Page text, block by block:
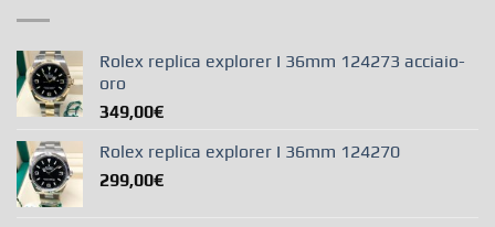
Rolex replica explorer I 36mm 124273 acciaio-
oro
349,00€
Rolex replica explorer I 36mm 124270
299,00€